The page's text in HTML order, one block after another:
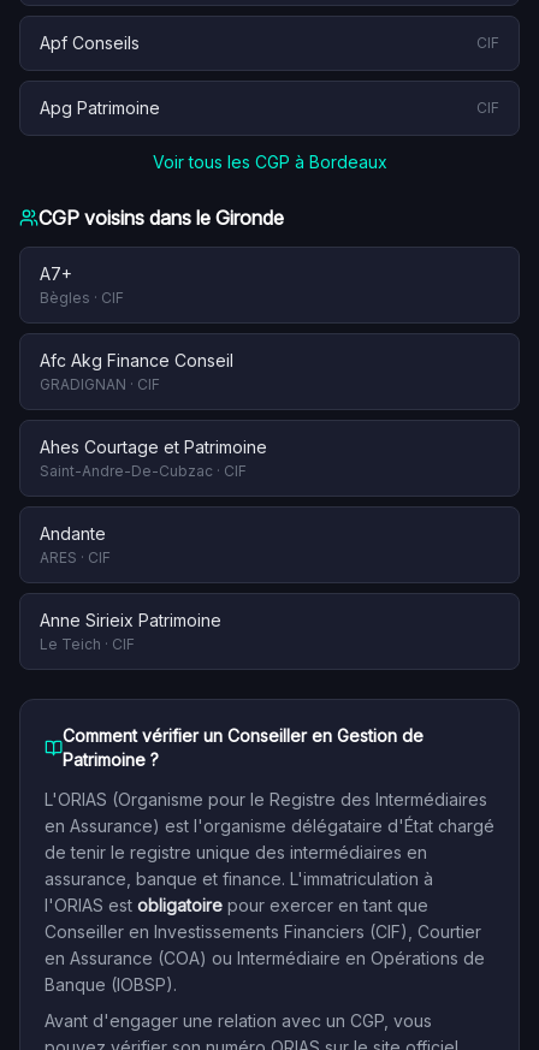
Apf Conseils CIF
Apg Patrimoine CIF
Voir tous les CGP à Bordeaux
CGP voisins dans le Gironde
A7+
Bègles · CIF
Afc Akg Finance Conseil
GRADIGNAN · CIF
Ahes Courtage et Patrimoine
Saint-Andre-De-Cubzac · CIF
Andante
ARES · CIF
Anne Sirieix Patrimoine
Le Teich · CIF
Comment vérifier un Conseiller en Gestion de
Patrimoine ?
L'ORIAS (Organisme pour le Registre des Intermédiaires
en Assurance) est l'organisme délégataire d'État chargé
de tenir le registre unique des intermédiaires en
assurance, banque et finance. L'immatriculation à
l'ORIAS est obligatoire pour exercer en tant que
Conseiller en Investissements Financiers (CIF), Courtier
en Assurance (COA) ou Intermédiaire en Opérations de
Banque (IOBSP).
Avant d'engager une relation avec un CGP, vous